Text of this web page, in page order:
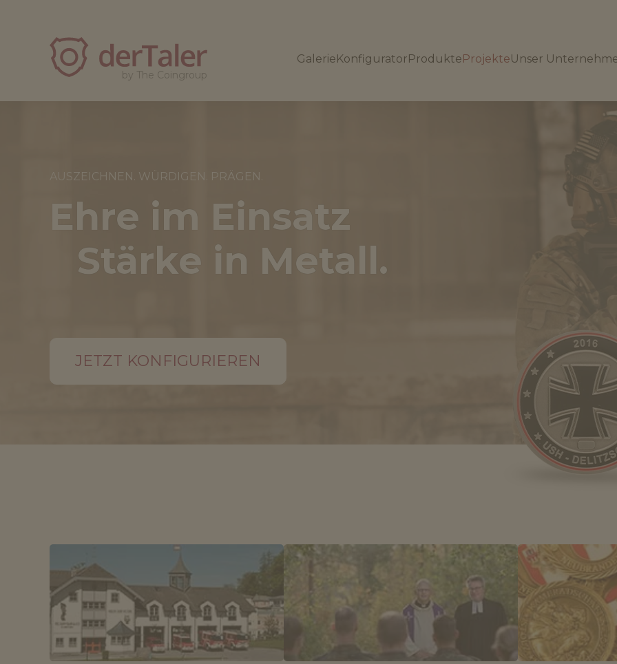
derTaler
by The Coingroup
Galerie Konfigurator Produkte ProjekteUnser
AUSZEICHNEN. WÜRDIGEN. PRÄGEN.
Ehre im Einsatz
Stärke in Metall.
JETZT KONFIGURIEREN